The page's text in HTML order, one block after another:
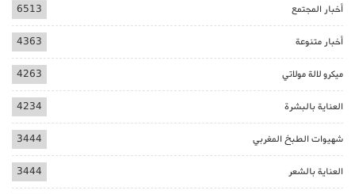
أخبار المجتمع 6513
أخبار متنوعة 4363
ميكرو لالة مولاتي 4263
العناية بالبشرة 4234
شهيوات الطبخ المغربي 3444
العناية بالشعر 3444